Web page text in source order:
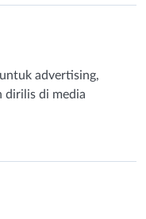
advertising,
dirilis di media